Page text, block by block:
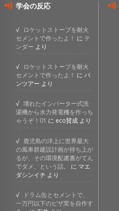
学会の反応
ロケットストーブを耐火
セメントで作ったよ！ に テ
ンダー より
ロケットストーブを耐火
セメントで作ったよ！ に パ
ンツアー より
壊れたインバーター式洗
濯機から水力発電機を作っち
ゃうぞ！01 に eco賛成より
鹿児島の洋上に世界最大
の風車群建設計画が持ち上が
るが、その環境配慮書がてん
でダメ、という話。
に マエ
ダシンイチ より
ドラム缶とセメントで、
一万円以下のピザ窯を自作す